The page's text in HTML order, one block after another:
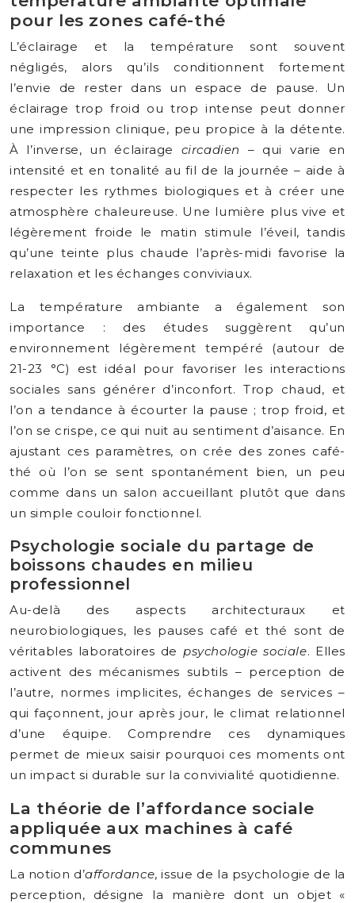
pour les zones café-thé
L’éclairage et la température sont souvent
négligés, alors qu’ils conditionnent fortement
l’envie de rester dans un espace de pause. Un
éclairage trop froid ou trop intense peut donner
une impression clinique, peu propice à la détente.
À l’inverse, un éclairage circadien
– qui varie en
intensité et en tonalité au fil de la journée – aide à
respecter les rythmes biologiques et à créer une
atmosphère chaleureuse. Une lumière plus vive et
légèrement froide le matin stimule l’éveil, tandis
qu’une teinte plus chaude l’après-midi favorise la
relaxation et les échanges conviviaux.
La température ambiante a également son
importance : des études suggèrent qu’un
environnement légèrement tempéré (autour de
21-23 °C) est idéal pour favoriser les interactions
sociales sans générer d’inconfort. Trop chaud, et
l’on a tendance à écourter la pause ; trop froid, et
l’on se crispe, ce qui nuit au sentiment d’aisance. En
ajustant ces paramètres, on crée des zones café-
thé où l’on se sent spontanément bien, un peu
comme dans un salon accueillant plutôt que dans
un simple couloir fonctionnel.
Psychologie sociale du partage de
boissons chaudes en milieu
professionnel
Au-delà des aspects architecturaux et
neurobiologiques, les pauses café et thé sont de
véritables laboratoires de psychologie sociale. Elles
activent des mécanismes subtils – perception de
l’autre, normes implicites, échanges de services –
qui façonnent, jour après jour, le climat relationnel
d’une équipe. Comprendre ces dynamiques
permet de mieux saisir pourquoi ces moments ont
un impact si durable sur la convivialité quotidienne.
La théorie de l’affordance sociale
appliquée aux machines à café
communes
La notion d’affordance, issue de la psychologie de la
perception, désigne la manière dont un objet «